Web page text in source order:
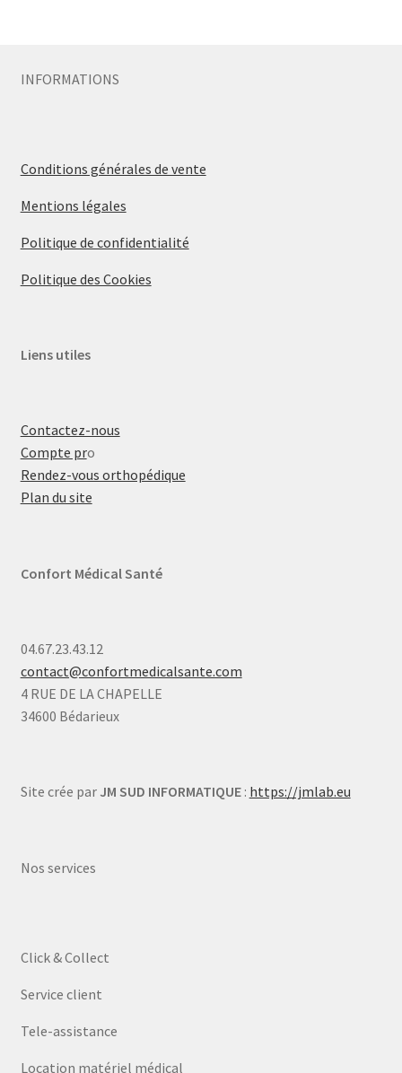
INFORMATIONS
Conditions générales de vente
Mentions légales
Politique de confidentialité
Politique des Cookies
Liens utiles
Contactez-nous
Compte pro
Rendez-vous orthopédique
Plan du site
Confort Médical Santé
04.67.23.43.12
contact@confortmedicalsante.com
4 RUE DE LA CHAPELLE
34600 Bédarieux
Site crée par JM SUD INFORMATIQUE: https://jmlab.eu
Nos services
Click & Collect
Service client
Tele-assistance
Location matériel médical